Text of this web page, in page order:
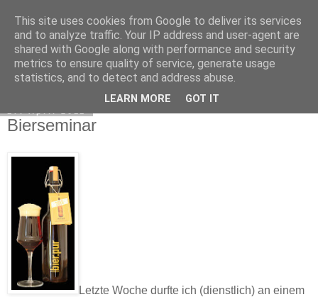
Exec Mampf
Bierseminar
Letzte Woche durfte ich (dienstlich) an einem
This site uses cookies from Google to deliver its services
and to analyze traffic. Your IP address and user-agent are
shared with Google along with performance and security
metrics to ensure quality of service, generate usage
statistics, and to detect and address abuse.
LEARN MORE GOT IT